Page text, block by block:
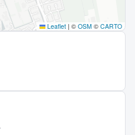
Leaflet | © OSM © CARTO